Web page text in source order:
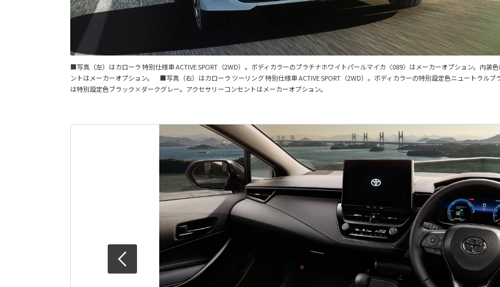
■写真（左）はカローラ 特別仕様車 ACTIVE SPORT（2WD）。ボディカラーのプラチナホワイトパールマイカ〈089〉はメーカーオプション。内
ントはメーカーオプション。 ■写真（右）はカローラ ツーリング 特別仕様車 ACTIVE SPORT（2WD）。ボディカラーの特別設定色ニュートラル
は特別設定色ブラック×ダークグレー。アクセサリーコンセントはメーカーオプション。